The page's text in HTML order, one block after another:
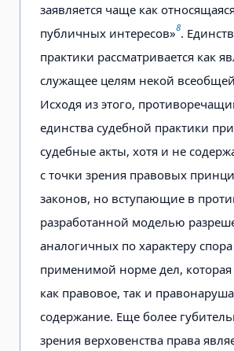
заявляется чаще как
публичных интересов»8.
практики рассматривается как
служащее целям некой
Исходя из этого,
единства судебной практики
судебные акты, хотя и не
с точки зрения правовых
законов, но вступающие в
разработанной моделью
аналогичных по характеру
применимой норме дел,
как правовое, так и
содержание. Еще более
зрения верховенства права